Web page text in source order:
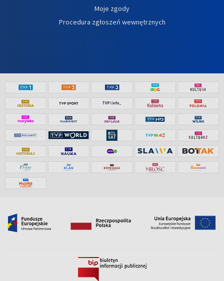
Moje zgody
Procedura zgłoszeń wewnętrznych